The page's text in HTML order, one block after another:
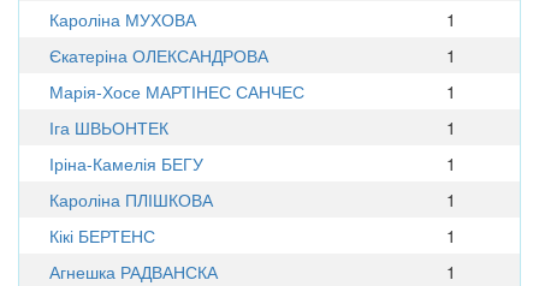
Кароліна МУХОВА
1
Єкатеріна ОЛЕКСАНДРОВА
1
Марія-Хосе МАРТІНЕС САНЧЕС
1
Іга ШВЬОНТЕК
1
Іріна-Камелія БЕГУ
1
Кароліна ПЛІШКОВА
1
Кікі БЕРТЕНС
1
Агнешка РАДВАНСКА
1